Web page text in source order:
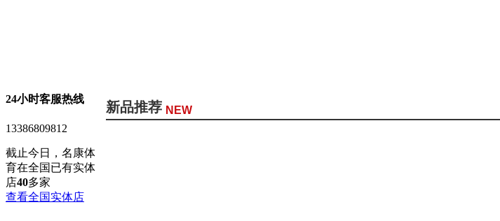
新品推荐 NEW
24小时客服热线
13386809812
截止今日，名康体
育在全国已有实体
店40多家
查看全国实体店